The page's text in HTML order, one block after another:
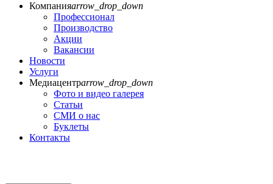
Компанияarrow_drop_down
Профессионал
Производство
Акции
Вакансии
Новости
Услуги
Медиацентрarrow_drop_down
Фото и видео галерея
Статьи
СМИ о нас
Буклеты
Контакты